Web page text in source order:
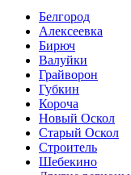
Белгород
Алексеевка
Бирюч
Валуйки
Грайворон
Губкин
Короча
Новый Оскол
Старый Оскол
Строитель
Шебекино